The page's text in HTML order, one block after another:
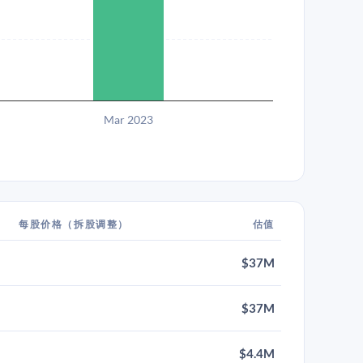
Mar 2023
每股价格（拆股调整） 估值
$37M
$37M
$4.4M